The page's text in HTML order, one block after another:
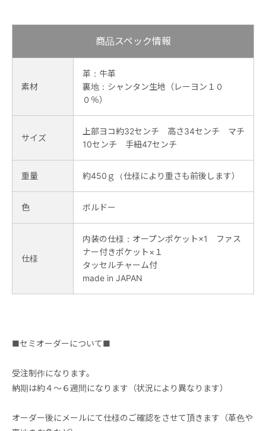
商品スペック情報
素材
革：牛革
裏地：シャンタン生地（レーヨン１０
０％）
サイズ
上部ヨコ約32センチ 高さ34センチ マチ
10センチ 手紐47センチ
重量 約450ｇ（仕様により重さも前後します）
色 ボルドー
仕様
内装の仕様：オープンポケット×1 ファス
ナー付きポケット×１
タッセルチャーム付
made in JAPAN
■セミオーダーについて■
受注制作になります。
納期は約４～６週間になります（状況により異なります）
オーダー後にメールにて仕様のご確認をさせて頂きます（革色や